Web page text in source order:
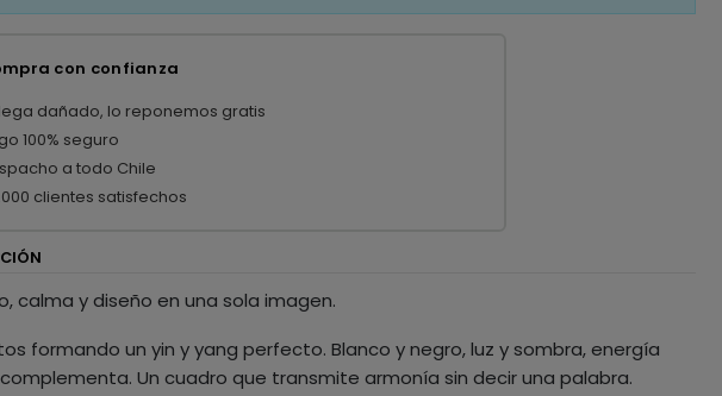
con confianza
dañado, lo reponemos gratis
100% seguro
a todo Chile
clientes satisfechos
calma y diseño en una sola imagen.
formando un yin y yang perfecto. Blanco y negro, luz y sombra, energía
Un cuadro que transmite armonía sin decir una palabra.